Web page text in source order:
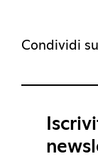
Condividi su